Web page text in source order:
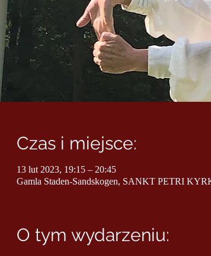
Czas i miejsce:
13 lut 2023, 19:15 – 20:45
Gamla Staden-Sandskogen, SANKT PETRI
O tym wydarzeniu: